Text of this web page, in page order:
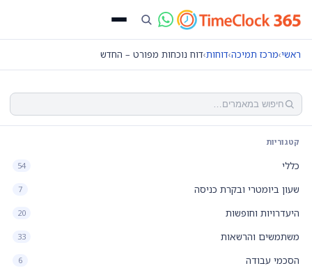
ראשי›מרכז תמיכה›דוחות›דוח נוכחות מפורט – החדש
קטגוריות
כללי 54
שעון ביומטרי ובקרת כניסה 7
היעדרויות וחופשות 20
משתמשים והרשאות 33
הסכמי עבודה 6